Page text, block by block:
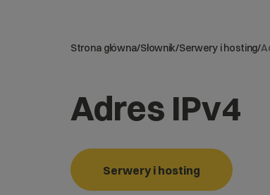
Strona główna/Słownik/Serwery i hosting/
Adres IPv4
Serwery i hosting